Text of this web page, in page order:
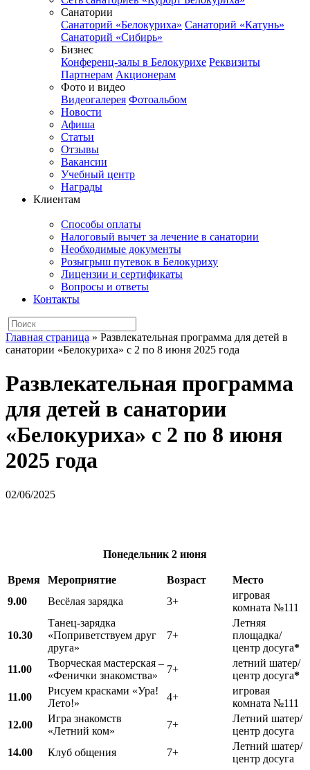
Санатории
Санаторий «Белокуриха» Санаторий «Катунь»
Санаторий «Сибирь»
Бизнес
Конференц-залы в Белокурихе Реквизиты
Партнерам Акционерам
Фото и видео
Видеогалерея Фотоальбом
Новости
Афиша
Статьи
Отзывы
Вакансии
Учебный центр
Награды
Клиентам
Способы оплаты
Налоговый вычет за лечение в санатории
Необходимые документы
Розыгрыш путевок в Белокуриху
Лицензии и сертификаты
Вопросы и ответы
Контакты
Главная страница » Развлекательная программа для детей в
санатории «Белокуриха» с 2 по 8 июня 2025 года
Развлекательная программа
для детей в санатории
«Белокуриха» с 2 по 8 июня
2025 года
02/06/2025
Понедельник 2 июня
Время Мероприятие Возраст
Место
9.00
Весёлая зарядка 3+
игровая
комната №111
10.30
Танец-зарядка
«Поприветствуем друг
друга»
7+
Летняя
площадка/
центр досуга*
11.00
Творческая мастерская –
«Фенички знакомства»
7+
летний шатер/
центр досуга*
11.00
Рисуем красками «Ура!
Лето!»
4+
игровая
комната №111
12.00
Игра знакомств
«Летний ком»
7+
Летний шатер/
центр досуга
14.00
Клуб общения 7+
Летний шатер/
центр досуга